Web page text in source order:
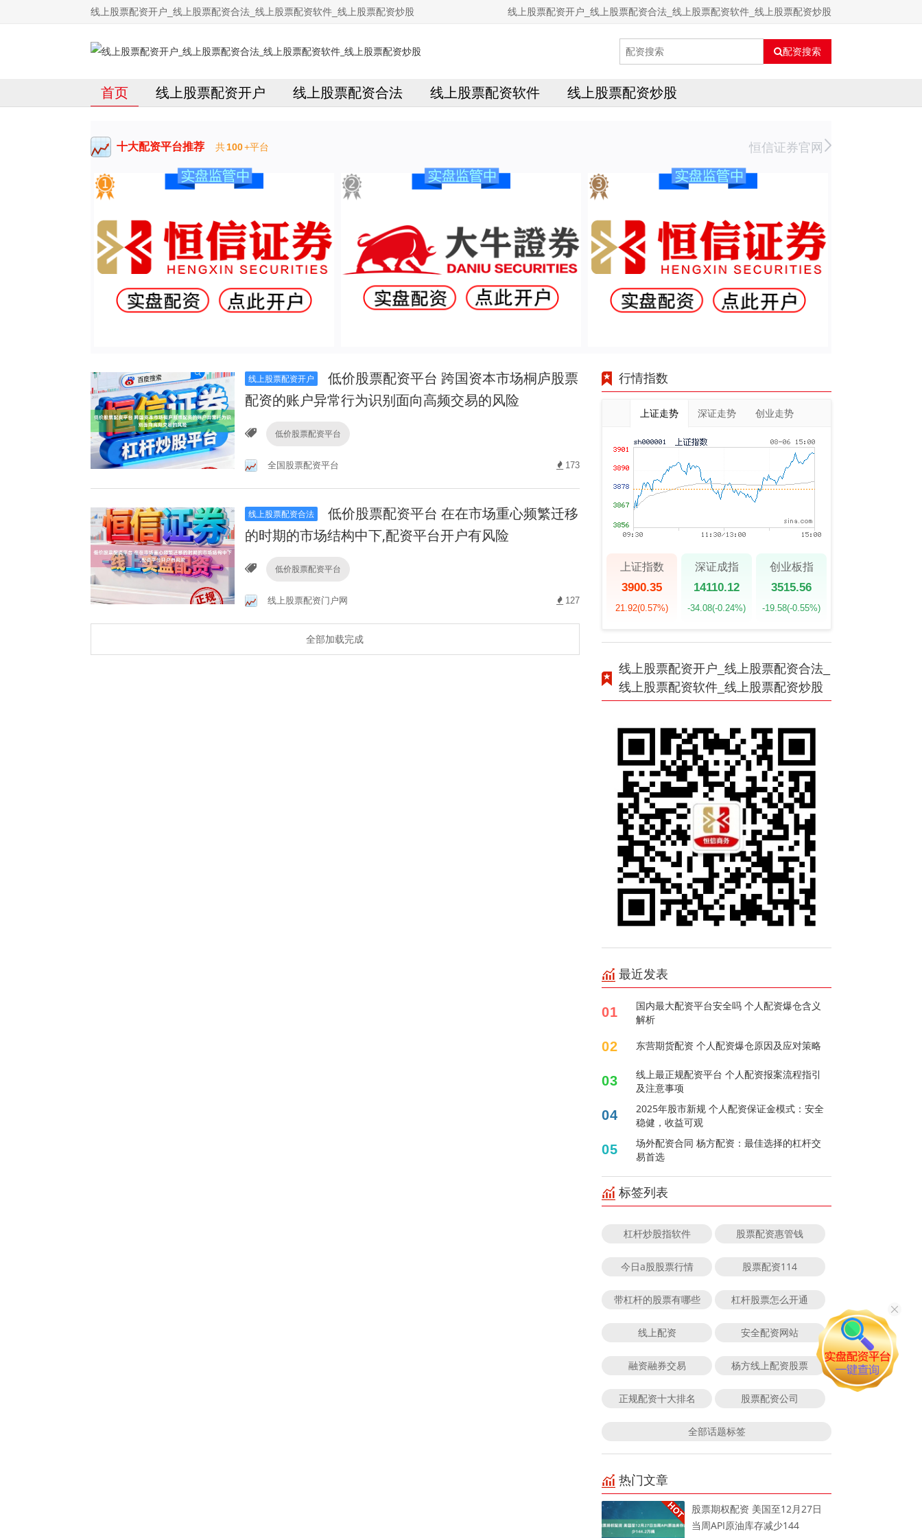
线上股票配资开户_线上股票配资合法_线上股票配资软件_线上股票配资炒股 线上股票配资开户_线上股票配资合法_线上股票配资软件_线上股票配资炒股
配资搜索
首页 线上股票配资开户 线上股票配资合法 线上股票配资软件 线上股票配资炒股
十大配资平台推荐 共100+平台 恒信证券官网
线上股票配资开户
低价股票配资平台 跨国资本市场桐庐股票
配资的账户异常行为识别面向高频交易的风险
低价股票配资平台
全国股票配资平台 173
线上股票配资合法
低价股票配资平台 在在市场重心频繁迁移
的时期的市场结构中下,配资平台开户有风险
低价股票配资平台
线上股票配资门户网 127
全部加载完成
行情指数
上证走势 深证走势 创业走势
上证指数
3900.35
21.92(0.57%)
深证成指
14110.12
-34.08(-0.24%)
创业板指
3515.56
-19.58(-0.55%)
线上股票配资开户_线上股票配资合法_
线上股票配资软件_线上股票配资炒股
最近发表
01
国内最大配资平台安全吗 个人配资爆仓含义
解析
02 东营期货配资 个人配资爆仓原因及应对策略
03
线上最正规配资平台 个人配资报案流程指引
及注意事项
04
2025年股市新规 个人配资保证金模式：安全
稳健，收益可观
05
场外配资合同 杨方配资：最佳选择的杠杆交
易首选
标签列表
杠杆炒股指软件 股票配资惠管钱
今日a股股票行情 股票配资114
带杠杆的股票有哪些 杠杆股票怎么开通
线上配资 安全配资网站
融资融券交易 杨方线上配资股票
正规配资十大排名 股票配资公司
全部话题标签
热门文章
股票期权配资 美国至12月27日
当周API原油库存减少144